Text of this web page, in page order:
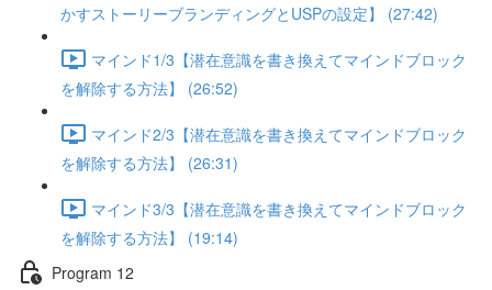
かすストーリーブランディングとUSPの設定】 (27:42)
マインド1/3【潜在意識を書き換えてマインドブロック
を解除する方法】 (26:52)
マインド2/3【潜在意識を書き換えてマインドブロック
を解除する方法】 (26:31)
マインド3/3【潜在意識を書き換えてマインドブロック
を解除する方法】 (19:14)
Program 12